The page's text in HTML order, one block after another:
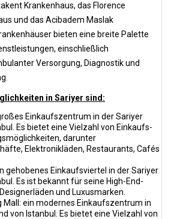
Krankenhaus, das Florence
und das Acibadem Maslak
bieten eine breite Palette
einschließlich
Versorgung, Diagnostik und
in Sariyer sind:
Einkaufszentrum in der Sariyer
Es bietet eine Vielzahl von Einkaufs-
darunter
Elektronikläden, Restaurants, Cafés
gehobenes Einkaufsviertel in der Sariyer
Es ist bekannt für seine High-End-
und Luxusmarken.
Mall: ein modernes Einkaufszentrum in
von Istanbul. Es bietet eine Vielzahl von